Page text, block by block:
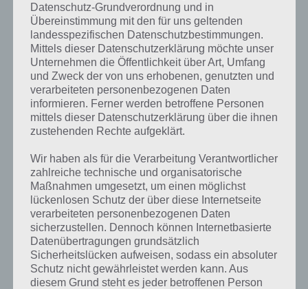
haben. Auch die Level, die wunderschön gestaltet worden sind,
sorgen für ihr übriges.
Auch wenn es ab und zu vorkommt, dass Lumi ziemlich langsam
unterwegs ist, kommt es immer wieder auf Können an, um die
zahlreichen Level erfolgreich abzuschließen. Links im Screenshot
seht ihr ein solches Level.
Trailer zu Lumi
Nachfolgend haben wir noch einen Trailer zur Spiele App Lumi für
Android, iPhone und iPad. Diese stimmt direkt von den Entwicklern
und bietet eine Menge Gameplay Material, sodass ihr schonmal
sehen könnt, was euch in Lumi erwartet.
Datenschutz-Grundverordnung und in
Übereinstimmung mit den für uns geltenden
landesspezifischen Datenschutzbestimmungen.
Mittels dieser Datenschutzerklärung möchte unser
Unternehmen die Öffentlichkeit über Art, Umfang
und Zweck der von uns erhobenen, genutzten und
verarbeiteten personenbezogenen Daten
informieren. Ferner werden betroffene Personen
mittels dieser Datenschutzerklärung über die ihnen
zustehenden Rechte aufgeklärt.
Wir haben als für die Verarbeitung Verantwortlicher
zahlreiche technische und organisatorische
Maßnahmen umgesetzt, um einen möglichst
lückenlosen Schutz der über diese Internetseite
verarbeiteten personenbezogenen Daten
sicherzustellen. Dennoch können Internetbasierte
Datenübertragungen grundsätzlich
Sicherheitslücken aufweisen, sodass ein absoluter
Schutz nicht gewährleistet werden kann. Aus
diesem Grund steht es jeder betroffenen Person